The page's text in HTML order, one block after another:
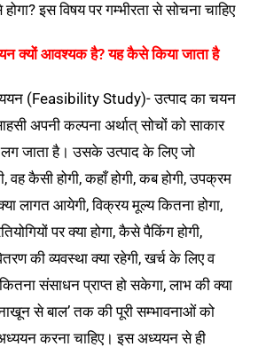
इस विषय पर गम्भीरता से सोचना चाहिए
क्यों आवश्यक है? यह कैसे किया जाता है
(Feasibility Study)- उत्पाद का चयन
अपनी कल्पना अर्थात् सोचों को साकार
जाता है। उसके उत्पाद के लिए जो
वह कैसी होगी, कहाँ होगी, कब होगी, उपक्रम
लागत आयेगी, विक्रय मूल्य कितना होगा,
पर क्या होगा, कैसे पैकिंग होगी,
की व्यवस्था क्या रहेगी, खर्च के लिए व
संसाधन प्राप्त हो सकेगा, लाभ की क्या
से बाल’ तक की पूरी सम्भावनाओं को
करना चाहिए। इस अध्ययन से ही